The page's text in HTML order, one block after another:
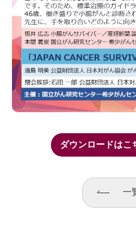
ダウンロードはこ
一